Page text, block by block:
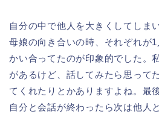
自分の中で他人を大きくしてしま
母娘の向き合いの時、それぞれが
かい合ってたのが印象的でした。
があるけど、話してみたら思って
てくれたりとかありますよね。最
自分と会話が終わったら次は他人